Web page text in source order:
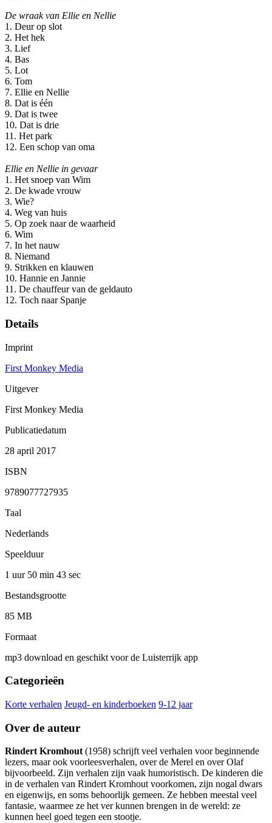
De wraak van Ellie en Nellie
1. Deur op slot
2. Het hek
3. Lief
4. Bas
5. Lot
6. Tom
7. Ellie en Nellie
8. Dat is één
9. Dat is twee
10. Dat is drie
11. Het park
12. Een schop van oma
Ellie en Nellie in gevaar
1. Het snoep van Wim
2. De kwade vrouw
3. Wie?
4. Weg van huis
5. Op zoek naar de waarheid
6. Wim
7. In het nauw
8. Niemand
9. Strikken en klauwen
10. Hannie en Jannie
11. De chauffeur van de geldauto
12. Toch naar Spanje
Details
Imprint
First Monkey Media
Uitgever
First Monkey Media
Publicatiedatum
28 april 2017
ISBN
9789077727935
Taal
Nederlands
Speelduur
1 uur 50 min 43 sec
Bestandsgrootte
85 MB
Formaat
mp3 download en geschikt voor de Luisterrijk app
Categorieën
Korte verhalen Jeugd- en kinderboeken 9-12 jaar
Over de auteur
Rindert Kromhout(1958) schrijft veel verhalen voor beginnende
lezers, maar ook voorleesverhalen, over de Merel en over Olaf
bijvoorbeeld. Zijn verhalen zijn vaak humoristisch. De kinderen die
in de verhalen van Rindert Kromhout voorkomen, zijn nogal dwars
en eigenwijs, en soms behoorlijk gemeen. Ze hebben meestal veel
fantasie, waarmee ze het ver kunnen brengen in de wereld: ze
kunnen heel goed tegen een stootje.